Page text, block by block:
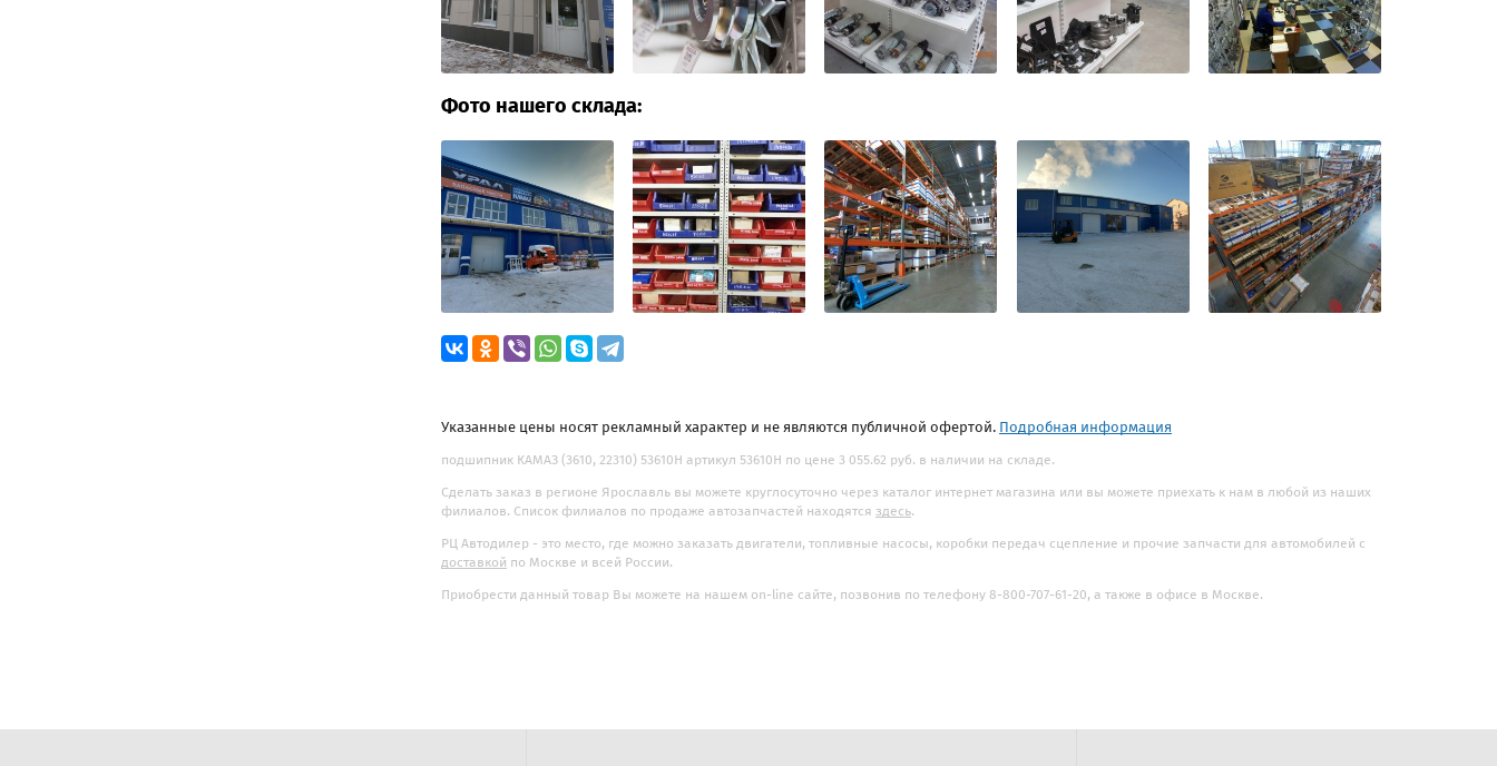
Фото нашего склада:
Указанные цены носят рекламный характер и не являются публичной офертой. Подробная информация
подшипник КАМАЗ (3610, 22310) 53610Н артикул 53610Н по цене 3 055.62 руб. в наличии на складе.
Сделать заказ в регионе Ярославль вы можете круглосуточно через каталог интернет магазина или вы можете приехать к нам в любой из наших
филиалов. Список филиалов по продаже автозапчастей находятся здесь.
РЦ Автодилер - это место, где можно заказать двигатели, топливные насосы, коробки передач сцепление и прочие запчасти для автомобилей с
доставкой по Москве и всей России.
Приобрести данный товар Вы можете на нашем on-line сайте, позвонив по телефону 8-800-707-61-20, а также в офисе в Москве.